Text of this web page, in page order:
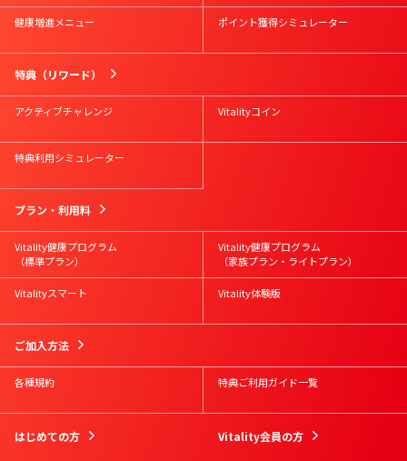
健康増進メニュー ポイント獲得シミュレーター
特典（リワード）
アクティブチャレンジ Vitalityコイン
特典利用シミュレーター
プラン・利用料
Vitality健康プログラム
（標準プラン）
Vitality健康プログラム
（家族プラン・ライトプラン）
Vitalityスマート Vitality体験版
ご加入方法
各種規約 特典ご利用ガイド一覧
はじめての方 Vitality会員の方